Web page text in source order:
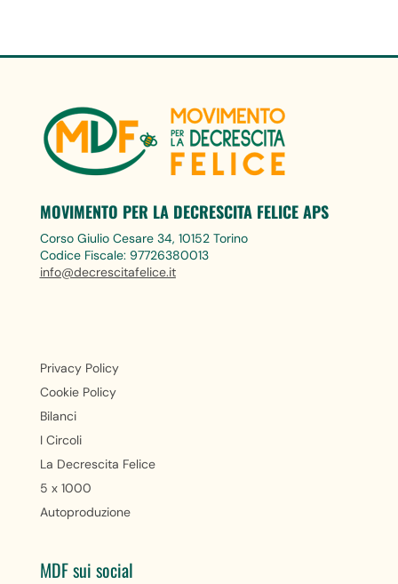
MOVIMENTO PER LA DECRESCITA FELICE APS
Corso Giulio Cesare 34, 10152 Torino
Codice Fiscale: 97726380013
info@decrescitafelice.it
Privacy Policy
Cookie Policy
Bilanci
I Circoli
La Decrescita Felice
5 x 1000
Autoproduzione
MDF sui social